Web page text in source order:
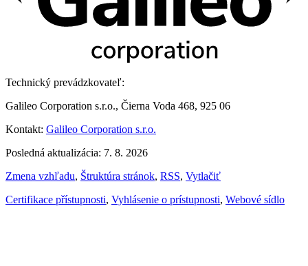
Technický prevádzkovateľ:
Galileo Corporation s.r.o., Čierna Voda 468, 925 06
Kontakt: Galileo Corporation s.r.o.
Posledná aktualizácia: 7. 8. 2026
Zmena vzhľadu, Štruktúra stránok, RSS, Vytlačiť
Certifikace přístupnosti, Vyhlásenie o prístupnosti, Webové sídlo